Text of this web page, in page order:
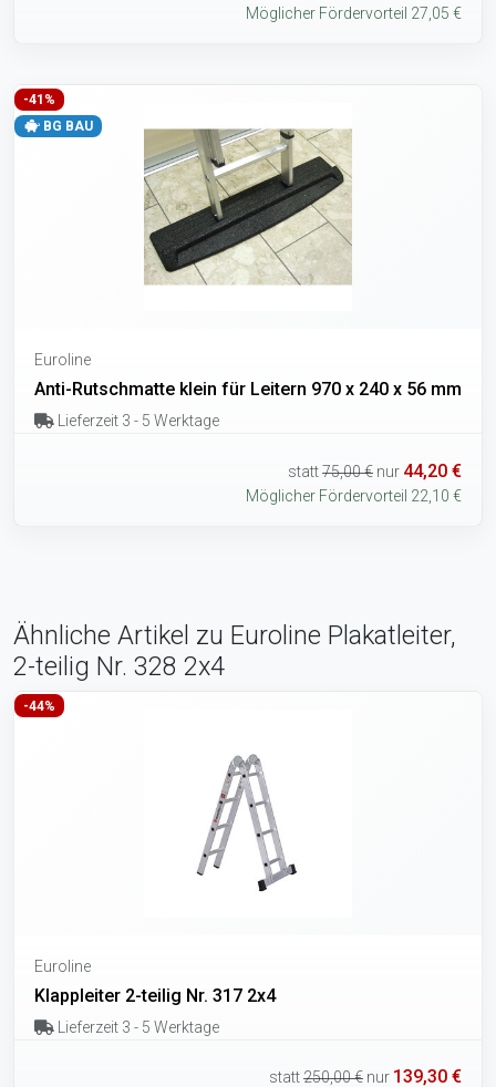
Möglicher Fördervorteil 27,05 €
-41%
BG BAU
Euroline
Anti-Rutschmatte klein für Leitern 970 x 240 x 56 mm
Lieferzeit 3 - 5 Werktage
statt75,00 € nur 44,20 €
Möglicher Fördervorteil 22,10 €
Ähnliche Artikel zu Euroline Plakatleiter,
2-teilig Nr. 328 2x4
-44%
Euroline
Klappleiter 2-teilig Nr. 317 2x4
Lieferzeit 3 - 5 Werktage
statt250,00 € nur 139,30 €